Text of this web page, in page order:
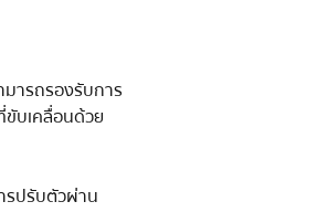
ารถรองรับการ
บเคลื่อนด้วย
รปรับตัวผ่าน